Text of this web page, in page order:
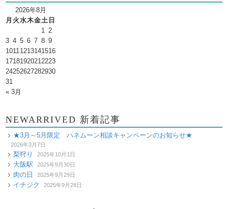
2026年8月
月 火水木金土 日
1
2
3 4 5 6 7 8 9
1011 1213141516
1718192021 2223
24252627282930
31
« 3月
NEWARRIVED 新着記事
★3月～5月限定 ハネムーン相談キャンペーンのお知らせ★
2026年3月7日
梨狩り 2025年10月1日
大阪駅 2025年9月30日
肉の日 2025年9月29日
イチジク 2025年9月28日